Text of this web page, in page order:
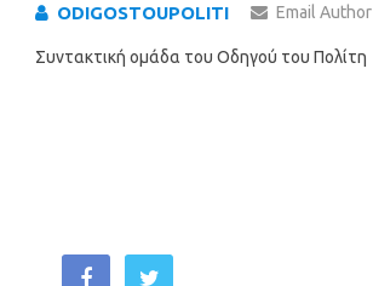
ODIGOSTOUPOLITI Email Author
Συντακτική ομάδα του Οδηγού του Πολίτη